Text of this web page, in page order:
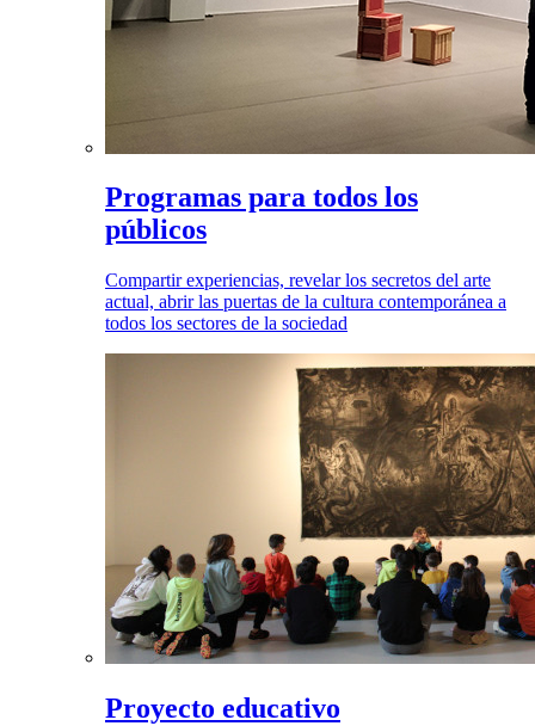
Programas para todos los
públicos
Compartir experiencias, revelar los secretos del arte
actual, abrir las puertas de la cultura contemporánea a
todos los sectores de la sociedad
Proyecto educativo